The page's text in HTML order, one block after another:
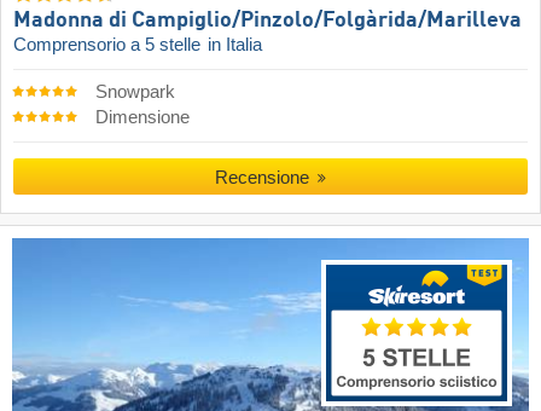
Madonna di Campiglio/​Pinzolo/​Folgàrida/​Marilleva
Comprensorio a 5 stelle in Italia
Snowpark
Dimensione
Recensione